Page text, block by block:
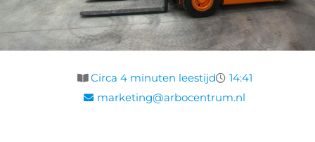
Circa 4 minuten leestijd
14:41
marketing@arbocentrum.nl